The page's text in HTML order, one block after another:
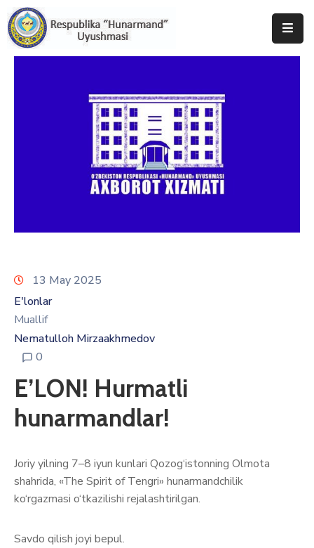
13 May 2025
E'lonlar
Muallif
Nematulloh Mirzaakhmedov
0
E’LON! Hurmatli
hunarmandlar!
Joriy yilning 7–8 iyun kunlari Qozog‘istonning Olmota
shahrida, «The Spirit of Tengri» hunarmandchilik
ko‘rgazmasi o‘tkazilishi rejalashtirilgan.
Savdo qilish joyi bepul.